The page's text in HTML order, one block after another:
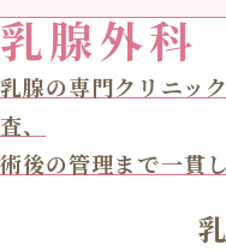
乳腺外科
乳腺の専門クリニッ
査、
術後の管理まで一貫